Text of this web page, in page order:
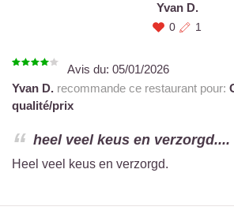
Yvan D.
0 1
Avis du: 05/01/2026
Yvan D. recommande ce restaurant pour:
qualité/prix
heel veel keus en verzorgd....
Heel veel keus en verzorgd.